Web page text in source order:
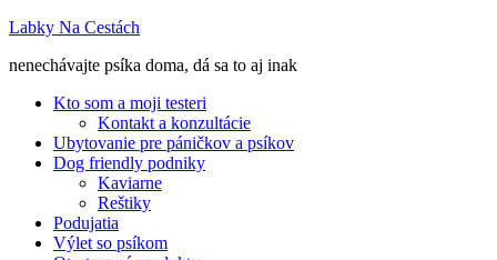
Labky Na Cestách
nenechávajte psíka doma, dá sa to aj inak
Kto som a moji testeri
Kontakt a konzultácie
Ubytovanie pre páničkov a psíkov
Dog friendly podniky
Kaviarne
Reštiky
Podujatia
Výlet so psíkom